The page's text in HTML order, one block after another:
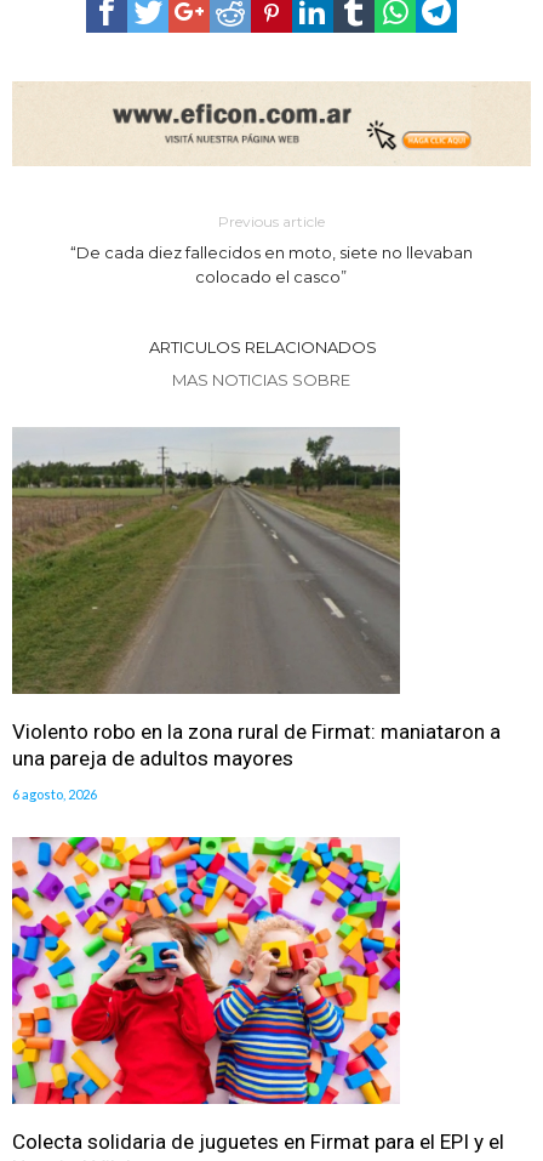
Previous article
“De cada diez fallecidos en moto, siete no llevaban
colocado el casco”
ARTICULOS RELACIONADOS
MAS NOTICIAS SOBRE
Violento robo en la zona rural de Firmat: maniataron a
una pareja de adultos mayores
6 agosto, 2026
Colecta solidaria de juguetes en Firmat para el EPI y el